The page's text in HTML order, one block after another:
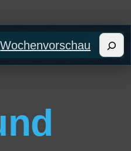
Wochenvorschau